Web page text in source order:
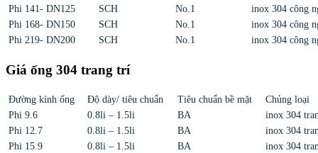
Phi 141- DN125
SCH No.1
inox 304 công
Phi 168- DN150
SCH No.1
inox 304 công
Phi 219- DN200
SCH No.1 inox 304 công
Giá ống 304 trang trí
Đường kính ống Độ dày/ tiêu chuẩn Tiêu chuẩn bề mặt
Chủng loại
Phi 9.6
0.8li – 1.5li BA
inox 304
Phi 12.7
0.8li – 1.5li BA
inox 304
Phi 15.9
0.8li – 1.5li BA
inox 304